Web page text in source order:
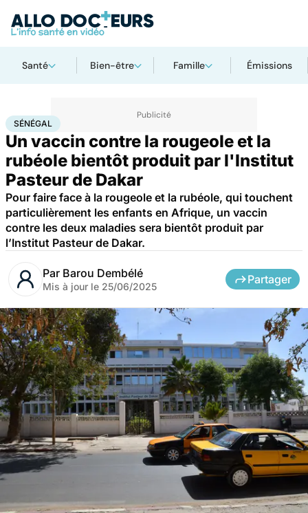
Santé Bien-être Famille Émissions
AccueilFamille
SÉNÉGAL
Un vaccin contre la rougeole et la
rubéole bientôt produit par l'Institut
Pasteur de Dakar
Pour faire face à la rougeole et la rubéole, qui touchent
particulièrement les enfants en Afrique, un vaccin
contre les deux maladies sera bientôt produit par
l’Institut Pasteur de Dakar.
Par Barou Dembélé
Mis à jour le 25/06/2025
Partager